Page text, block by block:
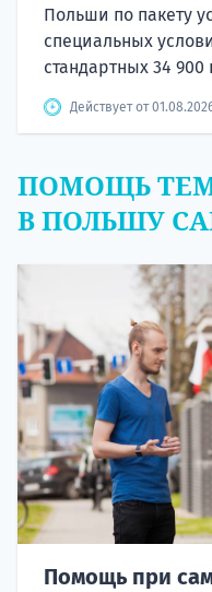
Польши по пакету
специальных
стандартных 34 900
Действует от
ПОМОЩЬ
В ПОЛЬШУ
Помощь при